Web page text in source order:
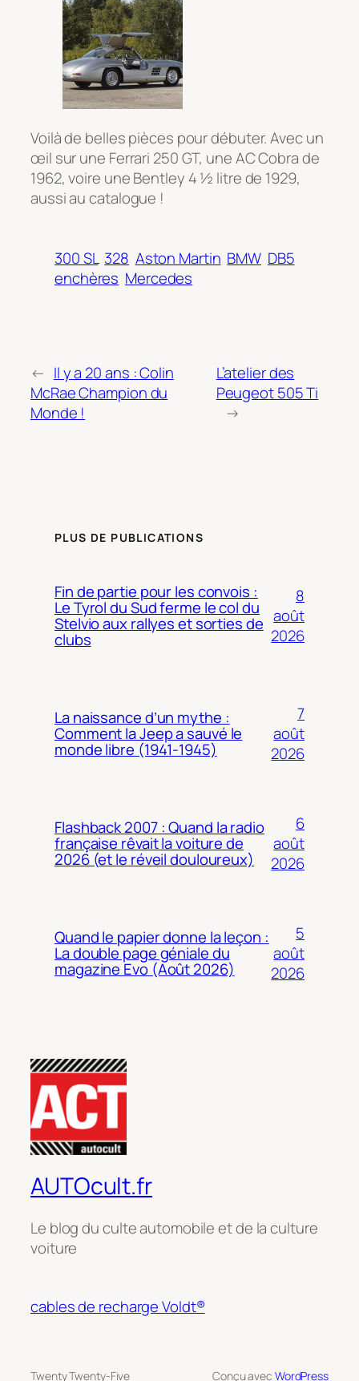
Voilà de belles pièces pour débuter. Avec un
œil sur une Ferrari 250 GT, une AC Cobra de
1962, voire une Bentley 4 ½ litre de 1929,
aussi au catalogue !
300 SL 328 Aston Martin BMW DB5
enchères Mercedes
← Il y a 20 ans : Colin
McRae Champion du
Monde !
L’atelier des
Peugeot 505 Ti
→
PLUS DE PUBLICATIONS
Fin de partie pour les convois :
Le Tyrol du Sud ferme le col du
Stelvio aux rallyes et sorties de
clubs
8
août
2026
La naissance d’un mythe :
Comment la Jeep a sauvé le
monde libre (1941-1945)
7
août
2026
Flashback 2007 : Quand la radio
française rêvait la voiture de
2026 (et le réveil douloureux)
6
août
2026
Quand le papier donne la leçon :
La double page géniale du
magazine Evo (Août 2026)
5
août
2026
AUTOcult.fr
Le blog du culte automobile et de la culture
voiture
cables de recharge Voldt®
Twenty Twenty-Five Conçu avec WordPress